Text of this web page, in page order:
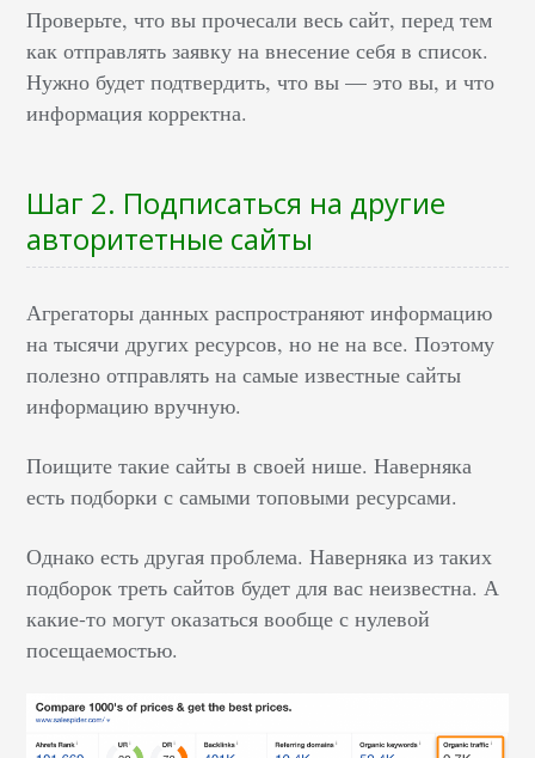
Проверьте, что вы прочесали весь сайт, перед тем
как отправлять заявку на внесение себя в список.
Нужно будет подтвердить, что вы — это вы, и что
информация корректна.
Шаг 2. Подписаться на другие
авторитетные сайты
Агрегаторы данных распространяют информацию
на тысячи других ресурсов, но не на все. Поэтому
полезно отправлять на самые известные сайты
информацию вручную.
Поищите такие сайты в своей нише. Наверняка
есть подборки с самыми топовыми ресурсами.
Однако есть другая проблема. Наверняка из таких
подборок треть сайтов будет для вас неизвестна. А
какие-то могут оказаться вообще с нулевой
посещаемостью.